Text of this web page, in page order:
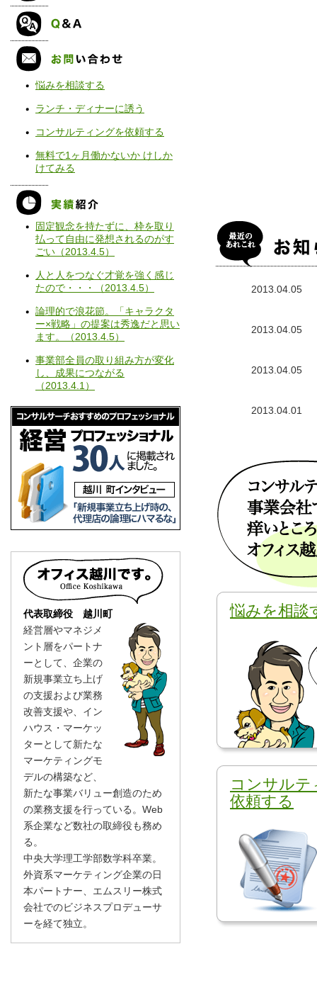
2013.04.05
2013.04.05
2013.04.05
2013.04.01
悩みを相談
コンサルテ
依頼する
悩みを相談する
ランチ・ディナーに誘う
コンサルティングを依頼する
無料で1ヶ月働かないか けしか
けてみる
固定観念を持たずに、枠を取り
払って自由に発想されるのがす
ごい（2013.4.5）
人と人をつなぐ才覚を強く感じ
たので・・・（2013.4.5）
論理的で浪花節。「キャラクタ
ー×戦略」の提案は秀逸だと思い
ます。（2013.4.5）
事業部全員の取り組み方が変化
し、成果につながる
（2013.4.1 ）
代表取締役 越川町
経営層やマネジメ
ント層をパートナ
ーとして、企業の
新規事業立ち上げ
の支援および業務
改善支援や、イン
ハウス・マーケッ
ターとして新たな
マーケティングモ
デルの構築など、
新たな事業バリュー創造のため
の業務支援を行っている。Web
系企業など数社の取締役も務め
る。
中央大学理工学部数学科卒業。
外資系マーケティング企業の日
本パートナー、エムスリー株式
会社でのビジネスプロデューサ
ーを経て独立。